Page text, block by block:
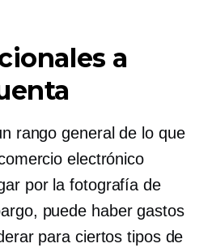
a
rango general de lo que
electrónico
por la fotografía de
puede haber gastos
para ciertos tipos de